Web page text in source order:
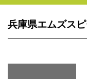
兵庫県エムズス